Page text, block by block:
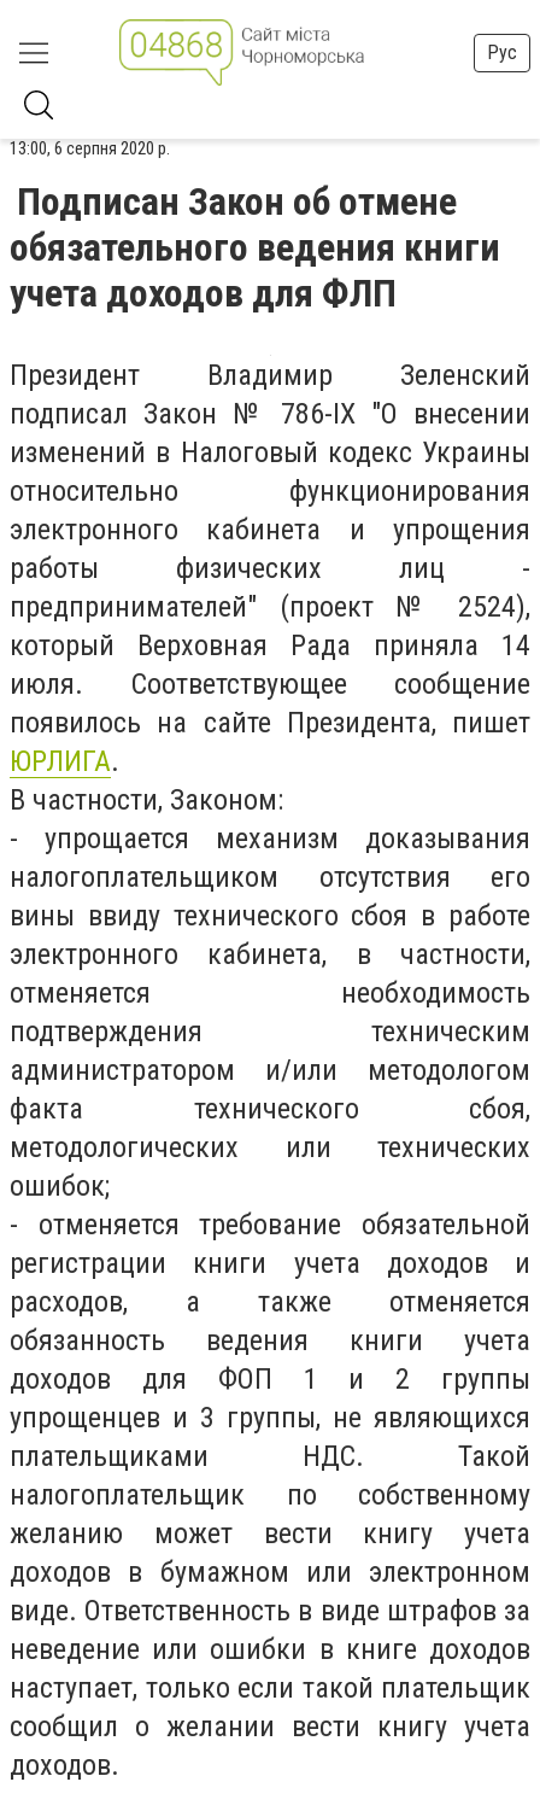
Рус
13:00, 6 серпня 2020 р.
Подписан Закон об отмене
обязательного ведения книги
учета доходов для ФЛП
Президент Владимир Зеленский
подписал Закон № 786-ІХ "О внесении
изменений в Налоговый кодекс Украины
относительно функционирования
электронного кабинета и упрощения
работы физических лиц -
предпринимателей" (проект № 2524),
который Верховная Рада приняла 14
июля. Соответствующее сообщение
появилось на сайте Президента, пишет
ЮРЛИГА.
В частности, Законом:
- упрощается механизм доказывания
налогоплательщиком отсутствия его
вины ввиду технического сбоя в работе
электронного кабинета, в частности,
отменяется необходимость
подтверждения техническим
администратором и/или методологом
факта технического сбоя,
методологических или технических
ошибок;
- отменяется требование обязательной
регистрации книги учета доходов и
расходов, а также отменяется
обязанность ведения книги учета
доходов для ФОП 1 и 2 группы
упрощенцев и 3 группы, не являющихся
плательщиками НДС. Такой
налогоплательщик по собственному
желанию может вести книгу учета
доходов в бумажном или электронном
виде. Ответственность в виде штрафов за
неведение или ошибки в книге доходов
наступает, только если такой плательщик
сообщил о желании вести книгу учета
доходов.